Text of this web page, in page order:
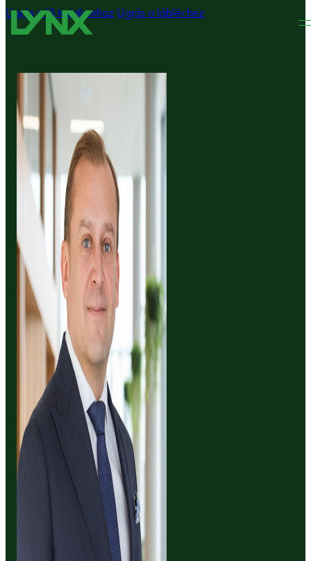
Ugrás a fő tartalomhoz Ugrás a lábléchez